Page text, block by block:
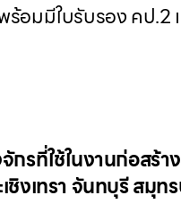
ร้อมมีใบรับรอง คป
จักรที่ใช้ในงานก่อส
เชิงเทรา จันทบุรี สมุท